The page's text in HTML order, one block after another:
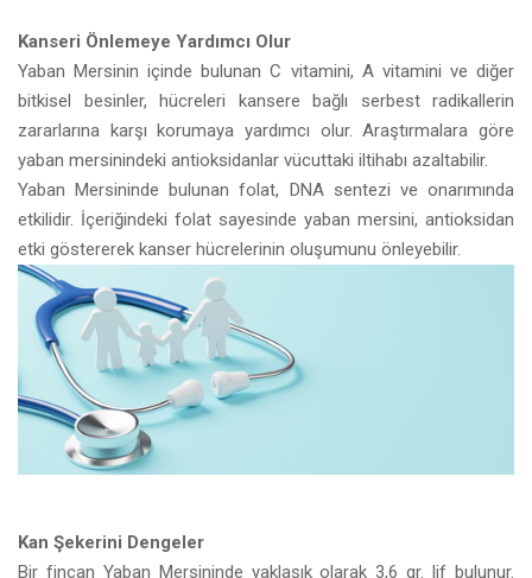
Kanseri Önlemeye Yardımcı Olur
Yaban Mersinin içinde bulunan C vitamini, A vitamini ve diğer
bitkisel besinler, hücreleri kansere bağlı serbest radikallerin
zararlarına karşı korumaya yardımcı olur. Araştırmalara göre
yaban mersinindeki antioksidanlar vücuttaki iltihabı azaltabilir.
Yaban Mersininde bulunan folat, DNA sentezi ve onarımında
etkilidir. İçeriğindeki folat sayesinde yaban mersini, antioksidan
etki göstererek kanser hücrelerinin oluşumunu önleyebilir.
Kan Şekerini Dengeler
Bir fincan Yaban Mersininde yaklaşık olarak 3,6 gr. lif bulunur.